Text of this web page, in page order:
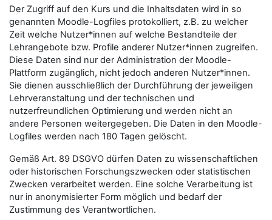
Der Zugriff auf den Kurs und die Inhaltsdaten wird in so
genannten Moodle-Logfiles protokolliert, z.B. zu welcher
Zeit welche Nutzer*innen auf welche Bestandteile der
Lehrangebote bzw. Profile anderer Nutzer*innen zugreifen.
Diese Daten sind nur der Administration der Moodle-
Plattform zugänglich, nicht jedoch anderen Nutzer*innen.
Sie dienen ausschließlich der Durchführung der jeweiligen
Lehrveranstaltung und der technischen und
nutzerfreundlichen Optimierung und werden nicht an
andere Personen weitergegeben. Die Daten in den Moodle-
Logfiles werden nach 180 Tagen gelöscht.
Gemäß Art. 89 DSGVO dürfen Daten zu wissenschaftlichen
oder historischen Forschungszwecken oder statistischen
Zwecken verarbeitet werden. Eine solche Verarbeitung ist
nur in anonymisierter Form möglich und bedarf der
Zustimmung des Verantwortlichen.